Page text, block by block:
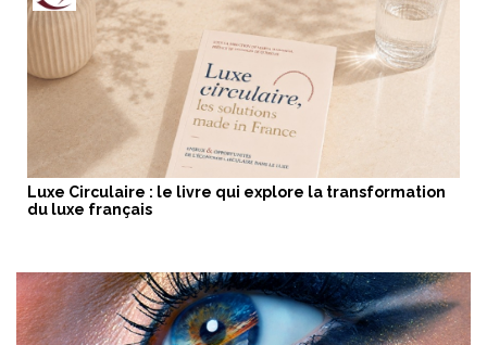
Luxe Circulaire : le livre qui explore la transformation
du luxe français